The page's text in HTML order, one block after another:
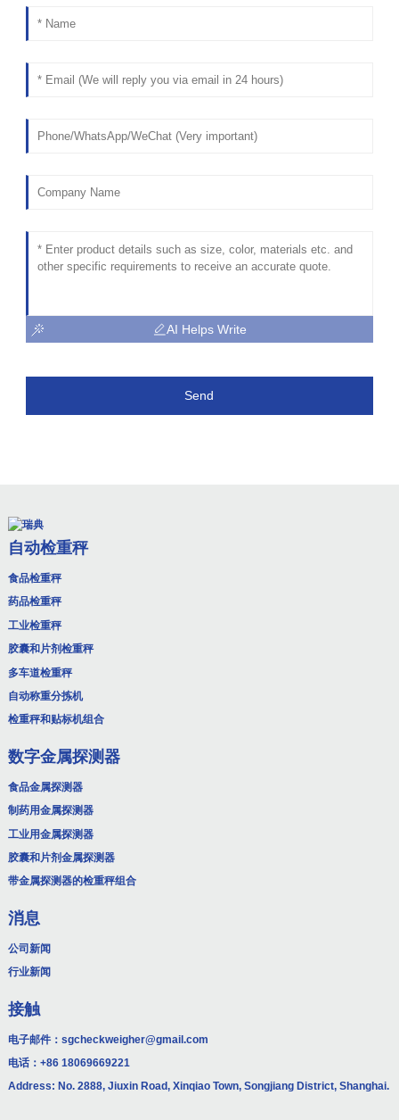
AI Helps Write
Send
自动检重秤
食品检重秤
药品检重秤
工业检重秤
胶囊和片剂检重秤
多车道检重秤
自动称重分拣机
检重秤和贴标机组合
数字金属探测器
食品金属探测器
制药用金属探测器
工业用金属探测器
胶囊和片剂金属探测器
带金属探测器的检重秤组合
消息
公司新闻
行业新闻
接触
电子邮件： sgcheckweigher@gmail.com
电话： +86 18069669221
Address: No. 2888, Jiuxin Road, Xinqiao Town, Songjiang District, Shanghai.